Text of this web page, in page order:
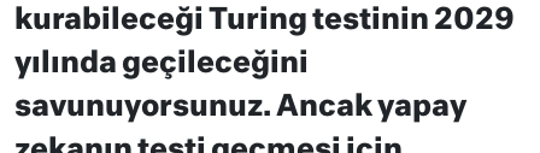
kurabileceği Turing testinin 2029
yılında geçileceğini
savunuyorsunuz. Ancak yapay